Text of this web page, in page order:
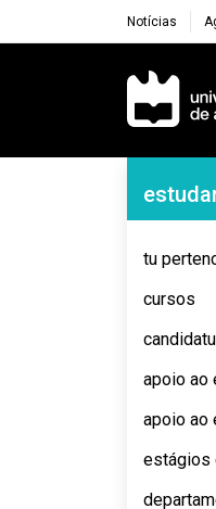
Notícias
Navegação
tu
cursos
apoio ao
apoio ao
estágios